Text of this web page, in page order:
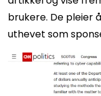
brukere. De pleier
uthevet som